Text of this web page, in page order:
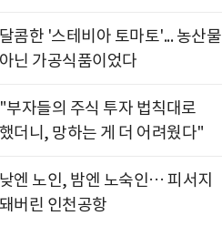
달콤한 '스테비아 토마토'... 농산물
아닌 가공식품이었다
"부자들의 주식 투자 법칙대로
했더니, 망하는 게 더 어려웠다"
낮엔 노인, 밤엔 노숙인… 피서지
돼버린 인천공항